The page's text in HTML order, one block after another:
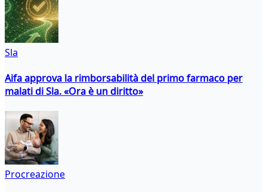
Sla
Aifa approva la rimborsabilità del primo farmaco per
malati di Sla. «Ora è un diritto»
Procreazione